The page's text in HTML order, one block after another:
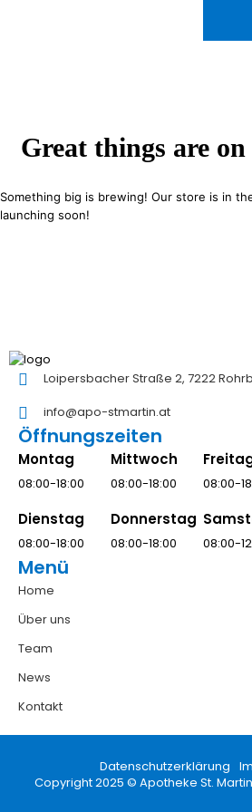
Great things are
Something big is brewing! Our store is in
launching soon!
Loipersbacher Straße 2, 7222
info@apo-stmartin.at
Öffnungszeiten
Montag
08:00-18:00
Dienstag
08:00-18:00
Mittwoch
08:00-18:00
Donnerstag
08:00-18:00
08:00-
08:00-
Menü
Home
Über uns
Team
News
Kontakt
Copyright 2025 © Apotheke St.
Datenschutzerklärung